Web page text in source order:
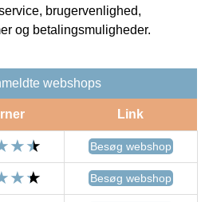
brugervenlighed,
og betalingsmuligheder.
webshops
Link
Besøg webshop
Besøg webshop